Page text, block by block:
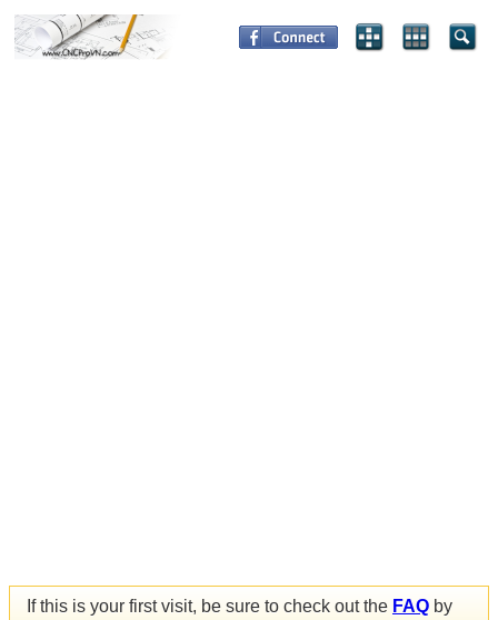
If this is your first visit, be sure to check out the FAQ by